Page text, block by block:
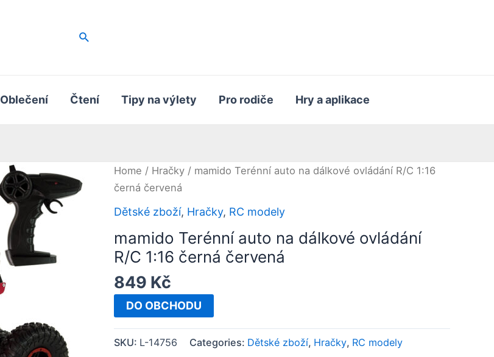
Hledat
Oblečení Čtení Tipy na výlety Pro rodiče Hry a aplikace
Home / Hračky / mamido Terénní auto na dálkové ovládání R/C 1:16
černá červená
Dětské zboží, Hračky, RC modely
mamido Terénní auto na dálkové ovládání
R/C 1:16 černá červená
849 Kč
DO OBCHODU
SKU: L-14756 Categories: Dětské zboží, Hračky, RC modely